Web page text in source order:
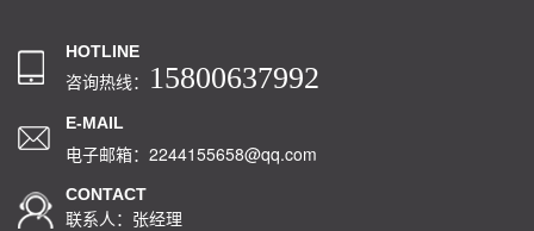
HOTLINE
咨询热线： 15800637992
E-MAIL
电子邮箱：2244155658@qq.com
CONTACT
联系人：张经理